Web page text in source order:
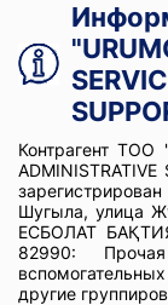
Контрагент ТОО
Шугыла, улица
ЕСБОЛАТ
82990:
другие